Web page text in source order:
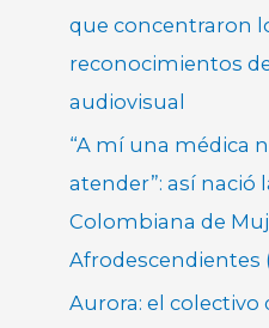
que concentraron
reconocimientos
audiovisual
“A mí una médica
atender”: así nació
Colombiana de
Afrodescendientes
Aurora: el colectivo